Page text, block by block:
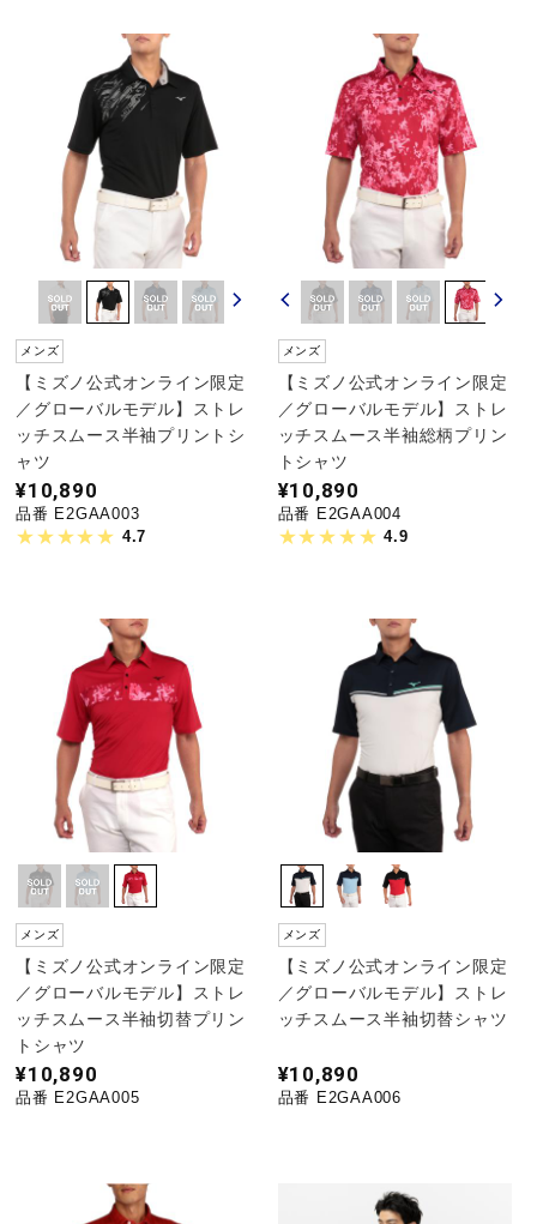
メンズ
【ミズノ公式オンライン限定
／グローバルモデル】ストレ
ッチスムース半袖プリントシ
ャツ
¥10,890
品番 E2GAA003
4.7
メンズ
【ミズノ公式オンライン限定
／グローバルモデル】ストレ
ッチスムース半袖総柄プリン
トシャツ
¥10,890
品番 E2GAA004
4.9
メンズ
【ミズノ公式オンライン限定
／グローバルモデル】ストレ
ッチスムース半袖切替プリン
トシャツ
¥10,890
品番 E2GAA005
メンズ
【ミズノ公式オンライン限定
／グローバルモデル】ストレ
ッチスムース半袖切替シャツ
¥10,890
品番 E2GAA006